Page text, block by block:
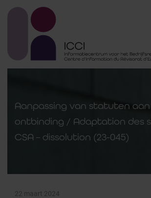
Aanpassing van statuten aan
ontbinding / Adaptation des
CSA – dissolution (23-045)
22 maart 2024